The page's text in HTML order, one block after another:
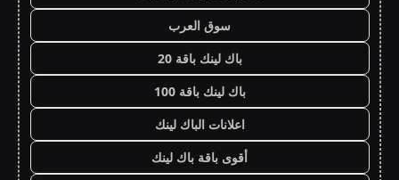
سوق العرب
باك لينك باقة 20
باك لينك باقة 100
اعلانات الباك لينك
أقوى باقة باك لينك